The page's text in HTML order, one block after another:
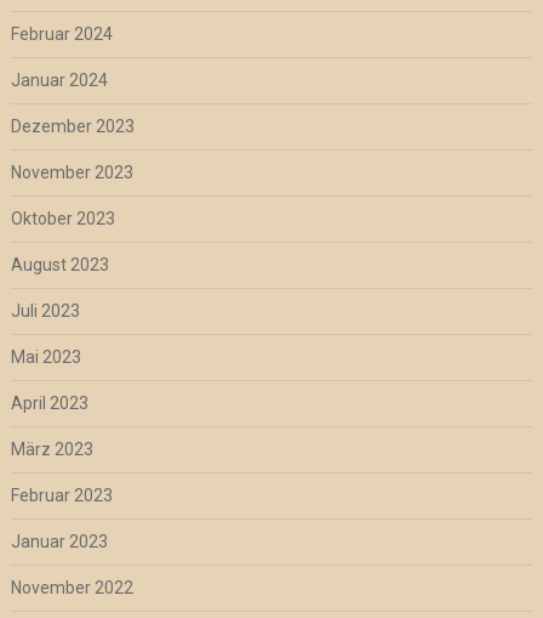
Februar 2024
Januar 2024
Dezember 2023
November 2023
Oktober 2023
August 2023
Juli 2023
Mai 2023
April 2023
März 2023
Februar 2023
Januar 2023
November 2022